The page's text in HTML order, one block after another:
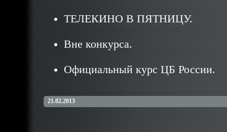
ТЕЛЕКИНО В ПЯТНИЦУ.
Вне конкурса.
Официальный курс ЦБ России.
21.02.2013